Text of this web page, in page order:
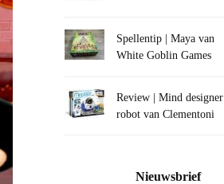
Spellentip | Maya van
White Goblin Games
Review | Mind designer
robot van Clementoni
Nieuwsbrief